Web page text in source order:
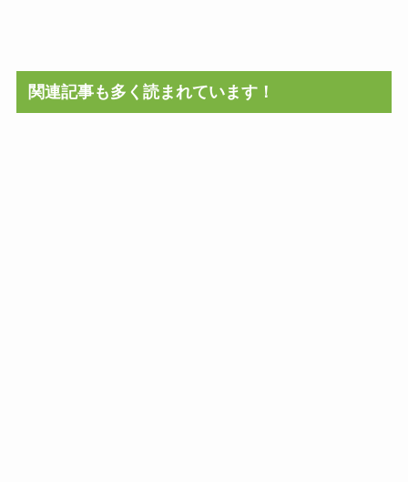
関連記事も多く読まれています！